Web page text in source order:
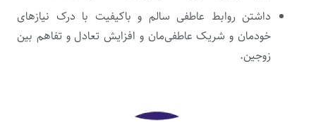
داشتن روابط عاطفی سالم و باکیفیت‌ با درک نیازهای
خودمان و شریک عاطفی‌مان و افزایش تعادل و تفاهم بین
زوجین.